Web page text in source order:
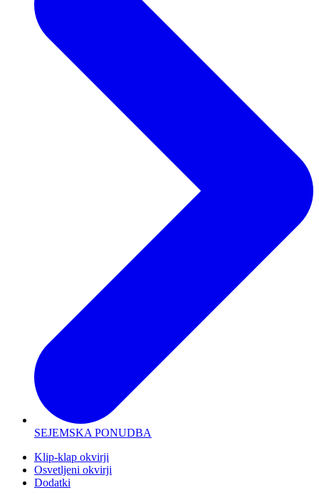
SEJEMSKA PONUDBA
Klip-klap okvirji
Osvetljeni okvirji
Dodatki